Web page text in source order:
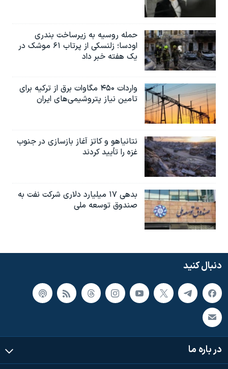
حمله روسیه به زیرساخت بندری
اودسا؛ زلنسکی از پرتاب ۶۱ موشک در
یک هفته خبر داد
واردات ۴۵۰ مگاوات برق از ترکیه برای
تامین نیاز پتروشیمی‌های ایران
نتانیاهو و کاتز آغاز بازسازی در جنوب
غزه را تأیید کردند
بدهی ۱۷ میلیارد دلاری شرکت نفت به
صندوق توسعه ملی
دنبال کنید
در باره ما